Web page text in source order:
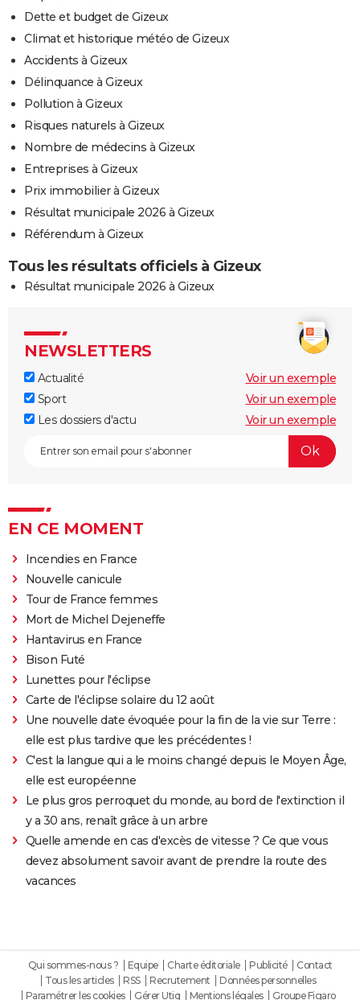
Dette et budget de Gizeux
Climat et historique météo de Gizeux
Accidents à Gizeux
Délinquance à Gizeux
Pollution à Gizeux
Risques naturels à Gizeux
Nombre de médecins à Gizeux
Entreprises à Gizeux
Prix immobilier à Gizeux
Résultat municipale 2026 à Gizeux
Référendum à Gizeux
Tous les résultats officiels à Gizeux
Résultat municipale 2026 à Gizeux
NEWSLETTERS
Actualité
Voir un exemple
Sport
Voir un exemple
Les dossiers d'actu
Voir un exemple
EN CE MOMENT
Incendies en France
Nouvelle canicule
Tour de France femmes
Mort de Michel Dejeneffe
Hantavirus en France
Bison Futé
Lunettes pour l'éclipse
Carte de l'éclipse solaire du 12 août
Une nouvelle date évoquée pour la fin de la vie sur Terre :
elle est plus tardive que les précédentes !
C'est la langue qui a le moins changé depuis le Moyen Âge,
elle est européenne
Le plus gros perroquet du monde, au bord de l'extinction il
y a 30 ans, renaît grâce à un arbre
Quelle amende en cas d'excès de vitesse ? Ce que vous
devez absolument savoir avant de prendre la route des
vacances
Qui sommes-nous ? Equipe Charte éditoriale Publicité
Contact
Tous les articles
RSS Recrutement
Données personnelles
Paramétrer les cookies
Gérer Utiq Mentions légales Groupe Figaro